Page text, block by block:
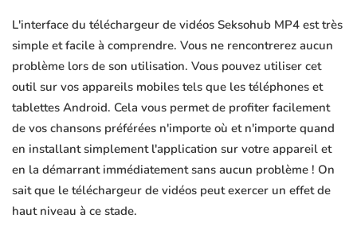
L'interface du téléchargeur de vidéos Seksohub MP4 est très
simple et facile à comprendre. Vous ne rencontrerez aucun
problème lors de son utilisation. Vous pouvez utiliser cet
outil sur vos appareils mobiles tels que les téléphones et
tablettes Android. Cela vous permet de profiter facilement
de vos chansons préférées n'importe où et n'importe quand
en installant simplement l'application sur votre appareil et
en la démarrant immédiatement sans aucun problème ! On
sait que le téléchargeur de vidéos peut exercer un effet de
haut niveau à ce stade.